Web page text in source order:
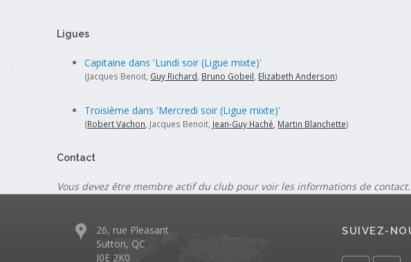
Ligues
Capitaine dans 'Lundi soir (Ligue mixte)'
(Jacques Benoit, Guy Richard Bruno Gobeil Elizabeth Anderson)
Troisième dans 'Mercredi soir (Ligue mixte)'
(Robert Vachon, Jacques Benoit, Jean-Guy Haché, Martin Blanchette)
Contact
Vous devez être membre actif du club pour voir les informations de
26, rue Pleasant
Sutton, QC
J0E 2K0
SUIVEZ-